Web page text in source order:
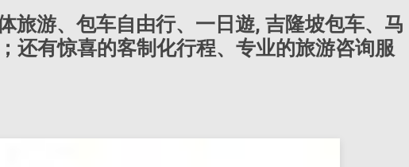
旅游、包车自由行、一日遊, 吉隆坡包车、马
还有惊喜的客制化行程、专业的旅游咨询服